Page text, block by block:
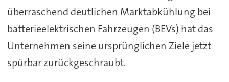
überraschend deutlichen Marktabkühlung bei
batterieelektrischen Fahrzeugen (BEVs) hat das
Unternehmen seine ursprünglichen Ziele jetzt
spürbar zurückgeschraubt.